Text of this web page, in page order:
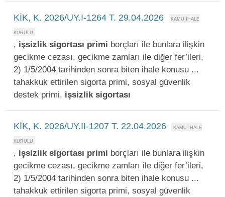
KİK, K. 2026/UY.I-1264 T. 29.04.2026
, işsizlik sigortası primi borçları ile bunlara ilişkin
gecikme cezası, gecikme zamları ile diğer fer’ileri,
2) 1/5/2004 tarihinden sonra biten ihale konusu ...
tahakkuk ettirilen sigorta primi, sosyal güvenlik
destek primi, işsizlik sigortası
KİK, K. 2026/UY.II-1207 T. 22.04.2026
, işsizlik sigortası primi borçları ile bunlara ilişkin
gecikme cezası, gecikme zamları ile diğer fer’ileri,
2) 1/5/2004 tarihinden sonra biten ihale konusu ...
tahakkuk ettirilen sigorta primi, sosyal güvenlik